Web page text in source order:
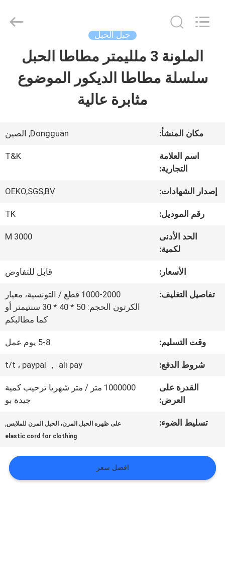
منزل
حول
جولة
المعمل
الجودة
أخبار
جميع
VR
Garment
Accessories
حبل الحبل
الملونة 3 ملليمتر مطاطا الحبل
سلسلة مطاطا الديكور الموضوع
مثابرة عالية
مكان المنشأ: Dongguan, الصين
اسم العلامة
التجارية:
T&K
إصدار الشهادات: OEKO,SGS,BV
رقم الموديل: TK
الحد الأدنى
لكمية:
3000 M
الأسعار: قابل للتفاوض
تفاصيل التغليف:
1000-2000 قطع / التونسية، معيار
الكرتون الحجم: 50 * 40 * 30 سنتيمتر أو
كما مطالبكم
وقت التسليم: 5-8 يوم عمل
شروط الدفع: t/t ، paypal ， ali pay
القدرة على
العرض:
1000000 متر / متر شهريا ترحيب كمية
جيدة بو
تسليط الضوء: على ظهره الحبل المرن، الحبل المرن للملابس,
elastic cord for clothing
افضل سعر